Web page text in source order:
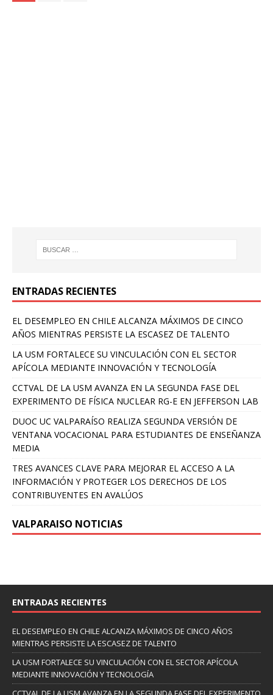
ENTRADAS RECIENTES
EL DESEMPLEO EN CHILE ALCANZA MÁXIMOS DE CINCO
AÑOS MIENTRAS PERSISTE LA ESCASEZ DE TALENTO
LA USM FORTALECE SU VINCULACIÓN CON EL SECTOR
APÍCOLA MEDIANTE INNOVACIÓN Y TECNOLOGÍA
CCTVAL DE LA USM AVANZA EN LA SEGUNDA FASE DEL
EXPERIMENTO DE FÍSICA NUCLEAR RG-E EN JEFFERSON LAB
DUOC UC VALPARAÍSO REALIZA SEGUNDA VERSIÓN DE
VENTANA VOCACIONAL PARA ESTUDIANTES DE ENSEÑANZA
MEDIA
TRES AVANCES CLAVE PARA MEJORAR EL ACCESO A LA
INFORMACIÓN Y PROTEGER LOS DERECHOS DE LOS
CONTRIBUYENTES EN AVALÚOS
VALPARAISO NOTICIAS
ENTRADAS RECIENTES
EL DESEMPLEO EN CHILE ALCANZA MÁXIMOS DE CINCO AÑOS
MIENTRAS PERSISTE LA ESCASEZ DE TALENTO
LA USM FORTALECE SU VINCULACIÓN CON EL SECTOR APÍCOLA
MEDIANTE INNOVACIÓN Y TECNOLOGÍA